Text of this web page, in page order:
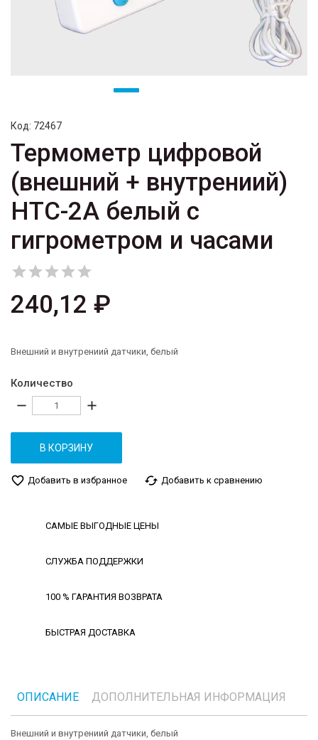
Код: 72467
Термометр цифровой
(внешний + внутрениий)
HTC-2A белый с
гигрометром и часами

240,12 ₽
Внешний и внутрениий датчики, белый
Количество
remove add
В КОРЗИНУ
favorite_border Добавить в избранное cached Добавить к сравнению
САМЫЕ ВЫГОДНЫЕ ЦЕНЫ
СЛУЖБА ПОДДЕРЖКИ
100 % ГАРАНТИЯ ВОЗВРАТА
БЫСТРАЯ ДОСТАВКА
ОПИСАНИЕ ДОПОЛНИТЕЛЬНАЯ ИНФОРМАЦИЯ
Внешний и внутрениий датчики, белый